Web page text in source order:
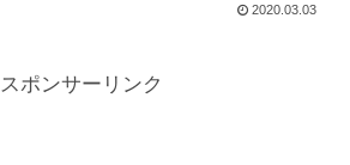
回は1㎏。そして今回はなんと3㎏を頼ん
2020.03.03
スポンサーリンク